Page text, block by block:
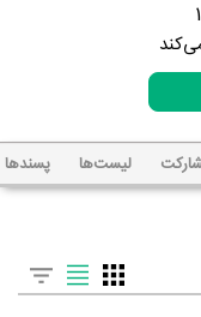
لیست‌ها پسند‌ها